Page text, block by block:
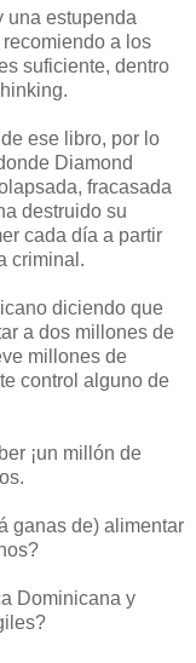
una estupenda
a los
suficiente, dentro
ese libro, por lo
Diamond
fracasada
destruido su
cada día a partir
criminal.
diciendo que
a dos millones de
millones de
control alguno de
¡un millón de
ganas de) alimentar
Dominicana y